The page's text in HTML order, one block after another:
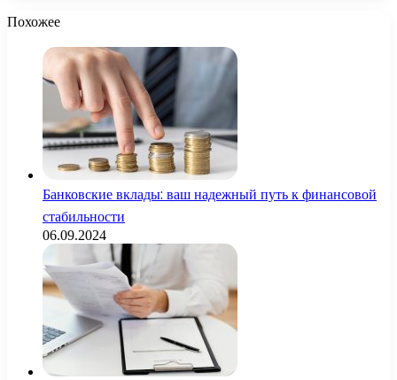
Похожее
Банковские вклады: ваш надежный путь к финансовой
стабильности
06.09.2024